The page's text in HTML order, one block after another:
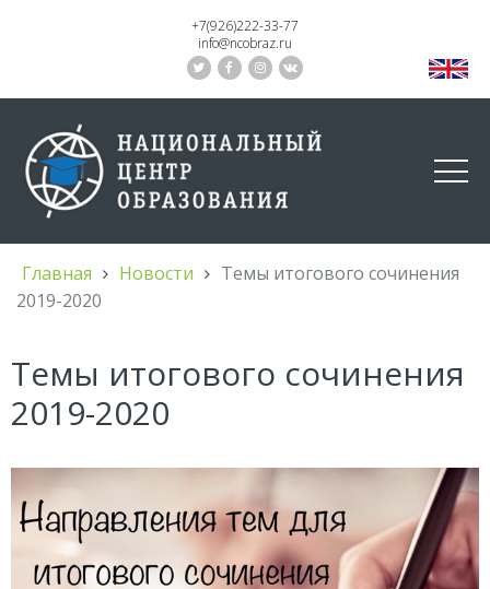
+7(926)222-33-77
info@ncobraz.ru
Главная Новости
Темы итогового сочинения
2019-2020
Темы итогового сочинения
2019-2020